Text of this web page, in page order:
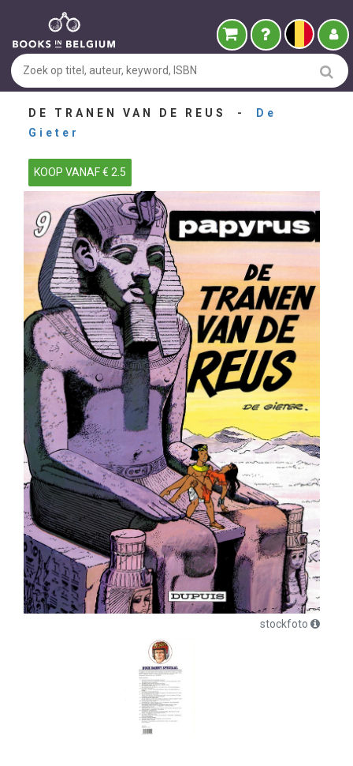
DE TRANEN VAN DE REUS -
De
Gieter
KOOP VANAF € 2.5
stockfoto